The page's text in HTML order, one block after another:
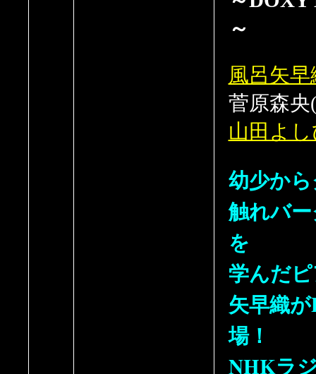
～
風呂矢早
菅原森央
山田よ
幼少か
触れバ
を
学んだ
矢早織
場！
NHKラ